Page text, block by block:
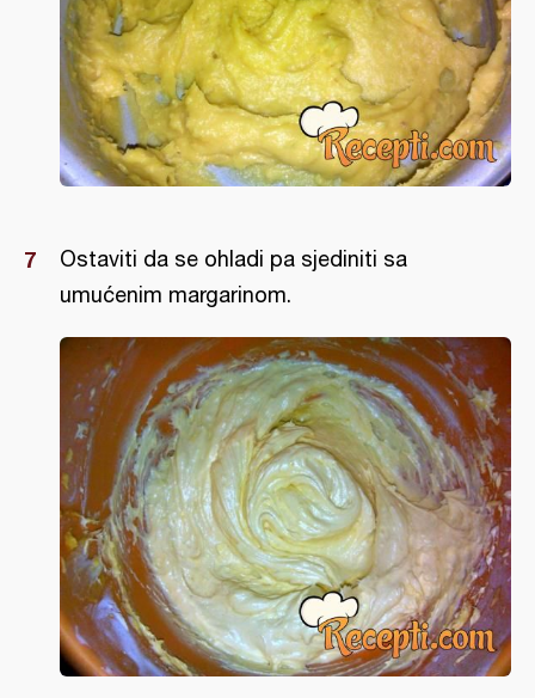
Ostaviti da se ohladi pa sjediniti sa
umućenim margarinom.